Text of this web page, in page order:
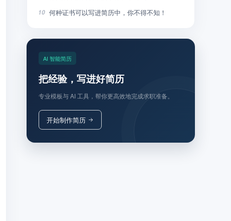
10 何种证书可以写进简历中，你不得不知！
AI 智能简历
把经验，写进好简历
专业模板与 AI 工具，帮你更高效地完成求职准备。
开始制作简历